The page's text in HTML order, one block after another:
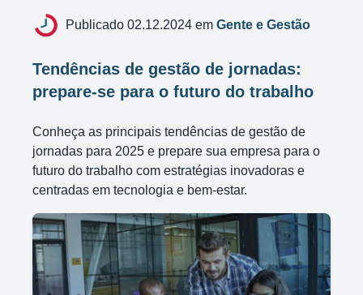
Publicado 02.12.2024 em Gente e Gestão
Tendências de gestão de jornadas:
prepare-se para o futuro do trabalho
Conheça as principais tendências de gestão de
jornadas para 2025 e prepare sua empresa para o
futuro do trabalho com estratégias inovadoras e
centradas em tecnologia e bem-estar.